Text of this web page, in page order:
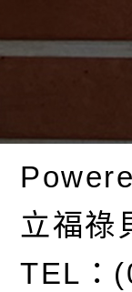
立福祿
TEL：